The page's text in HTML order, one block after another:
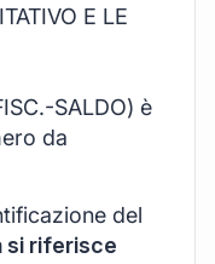
E LE
SALDO) è
da
del
si riferisce